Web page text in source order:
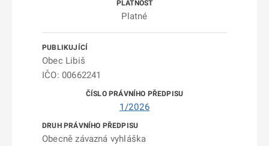
Platné
Obec Libiš
IČO: 00662241
1/2026
Obecně závazná vyhláška